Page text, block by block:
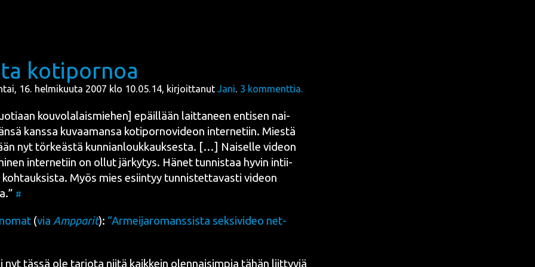
kotipornoa
16. helmikuuta 2007 klo 10.05.14, kirjoittanut Jani. 3 kommenttia.
kou­vo­la­lais­mie­hen] epäil­lään lait­ta­neen enti­sen nai­
kans­sa kuvaa­man­sa koti­por­no­vi­deon inter­ne­tiin. Mies­tä
nyt tör­keäs­tä kun­nian­louk­kauk­ses­ta. […] Nai­sel­le videon
inter­ne­tiin on ollut jär­ky­tys. Hänet tun­nis­taa hyvin intii­
koh­tauk­sis­ta. Myös mies esiin­tyy tun­nis­tet­ta­vas­ti videon
#
(via Amp­pa­rit): “Armei­ja­ro­mans­sis­ta sek­si­vi­deo net­
nyt täs­sä ole tar­jo­ta nii­tä kaik­kein olen­nai­sim­pia tähän liit­ty­viä